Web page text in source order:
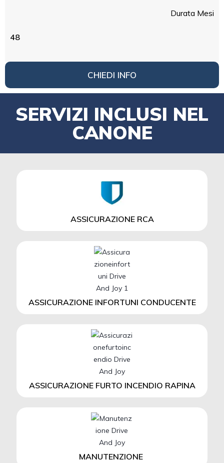
Durata Mesi
48
CHIEDI INFO
SERVIZI INCLUSI NEL
CANONE
ASSICURAZIONE RCA
ASSICURAZIONE INFORTUNI CONDUCENTE
ASSICURAZIONE FURTO INCENDIO RAPINA
MANUTENZIONE